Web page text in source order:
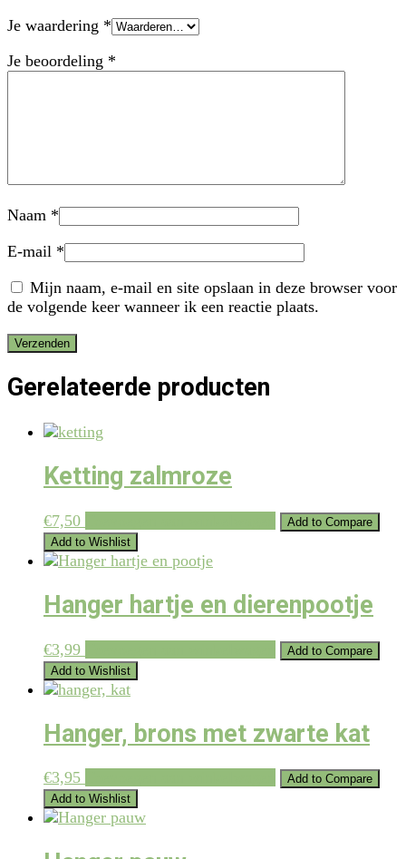
Je waardering *
Je beoordeling *
Naam *
E-mail *
Mijn naam, e-mail en site opslaan in deze browser voor
de volgende keer wanneer ik een reactie plaats.
Gerelateerde producten
Ketting zalmroze
€7,50
Add to Compare
Add to Wishlist
Hanger hartje en dierenpootje
€3,99
Add to Compare
Add to Wishlist
Hanger, brons met zwarte kat
€3,95
Add to Compare
Add to Wishlist